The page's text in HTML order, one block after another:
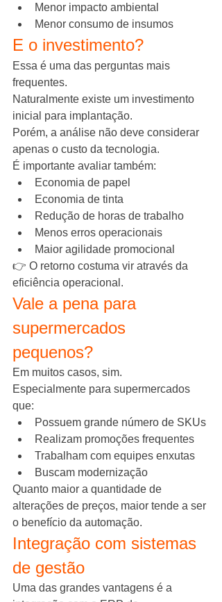
Menor impacto ambiental
Menor consumo de insumos
E o investimento?
Essa é uma das perguntas mais
frequentes.
Naturalmente existe um investimento
inicial para implantação.
Porém, a análise não deve considerar
apenas o custo da tecnologia.
É importante avaliar também:
Economia de papel
Economia de tinta
Redução de horas de trabalho
Menos erros operacionais
Maior agilidade promocional
👉 O retorno costuma vir através da
eficiência operacional.
Vale a pena para
supermercados
pequenos?
Em muitos casos, sim.
Especialmente para supermercados
que:
Possuem grande número de SKUs
Realizam promoções frequentes
Trabalham com equipes enxutas
Buscam modernização
Quanto maior a quantidade de
alterações de preços, maior tende a ser
o benefício da automação.
Integração com sistemas
de gestão
Uma das grandes vantagens é a